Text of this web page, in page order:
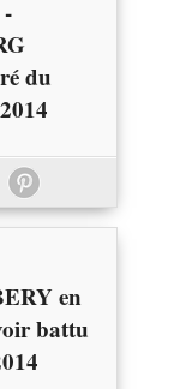
du
en
battu